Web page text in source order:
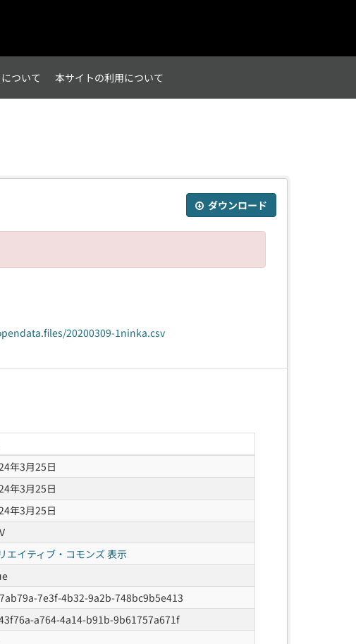
ついて 本サイトの利用について
ダウンロード
20200309-1ninka.csv
年3月25日
年3月25日
年3月25日
エイティブ・コモンズ 表示
7e3f-4b32-9a2b-748bc9b5e413
a764-4a14-b91b-9b61757a671f